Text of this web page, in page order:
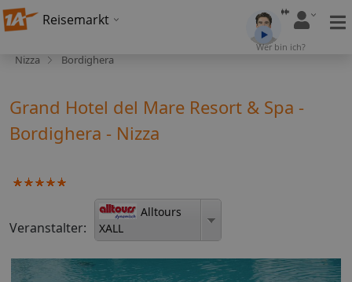
Reisemarkt
Wer bin ich?
Nizza Bordighera
Grand Hotel del Mare Resort & Spa -
Bordighera - Nizza
Veranstalter:
Alltours
XALL